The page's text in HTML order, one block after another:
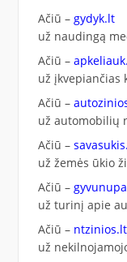
Ačiū – gydyk.lt
už naudingą
Ačiū –
už
Ačiū –
už automobilių
Ačiū –
už žemės ūkio
Ačiū –
už turinį apie
Ačiū – ntzinios.lt
už